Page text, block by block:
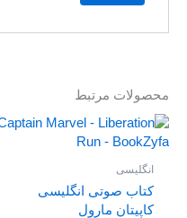
محصولات مرتبط
انگلیسی
کتاب صوتی انگلیسی
کاپیتان مارول